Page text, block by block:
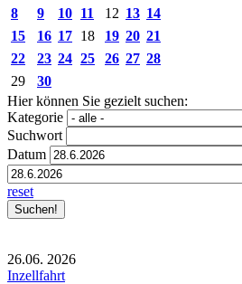
8
9 10 11 12 13 14
15
16 17 18 19 20 21
22
23 24 25 26 27 28
29
30
Hier können Sie gezielt suchen:
Kategorie
Suchwort
Datum
reset
26.06. 2026
Inzellfahrt